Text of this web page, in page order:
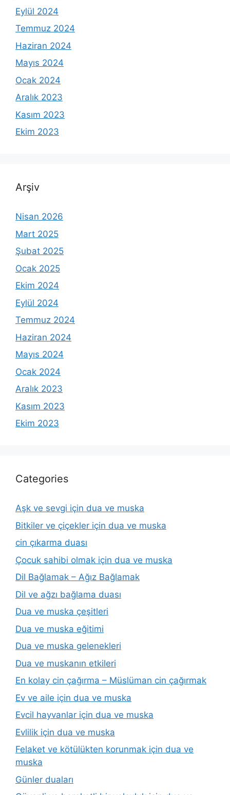
Eylül 2024
Temmuz 2024
Haziran 2024
Mayıs 2024
Ocak 2024
Aralık 2023
Kasım 2023
Ekim 2023
Arşiv
Nisan 2026
Mart 2025
Şubat 2025
Ocak 2025
Ekim 2024
Eylül 2024
Temmuz 2024
Haziran 2024
Mayıs 2024
Ocak 2024
Aralık 2023
Kasım 2023
Ekim 2023
Categories
Aşk ve sevgi için dua ve muska
Bitkiler ve çiçekler için dua ve muska
cin çıkarma duası
Çocuk sahibi olmak için dua ve muska
Dil Bağlamak – Ağız Bağlamak
Dil ve ağzı bağlama duası
Dua ve muska çeşitleri
Dua ve muska eğitimi
Dua ve muska gelenekleri
Dua ve muskanın etkileri
En kolay cin çağırma – Müslüman cin çağırmak
Ev ve aile için dua ve muska
Evcil hayvanlar için dua ve muska
Evlilik için dua ve muska
Felaket ve kötülükten korunmak için dua ve
muska
Günler duaları